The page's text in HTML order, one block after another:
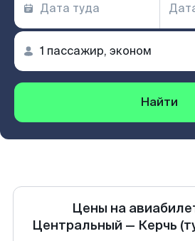
Найти
Цены на
Центральный — Керчь